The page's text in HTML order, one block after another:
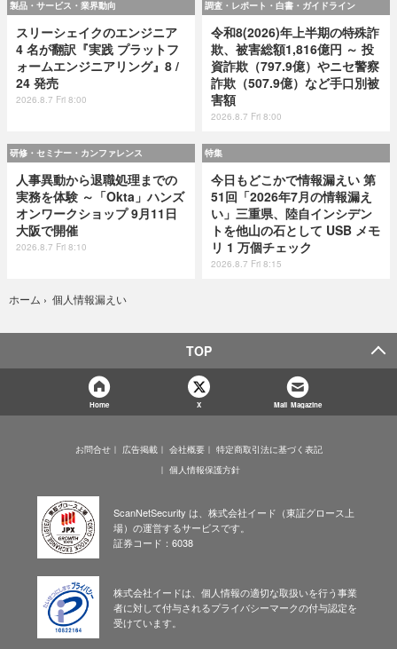
製品・サービス・業界動向
スリーシェイクのエンジニア
4 名が翻訳『実践 プラットフ
ォームエンジニアリング』8 /
24 発売
2026.8.7 Fri 8:00
調査・レポート・白書・ガイドライン
令和8(2026)年上半期の特殊詐
欺、被害総額1,816億円 ～ 投
資詐欺（797.9億）やニセ警察
詐欺（507.9億）など手口別被
害額
2026.8.7 Fri 8:00
研修・セミナー・カンファレンス
人事異動から退職処理までの
実務を体験 ～「Okta」ハンズ
オンワークショップ 9月11日
大阪で開催
2026.8.7 Fri 8:10
特集
今日もどこかで情報漏えい 第
51回「2026年7月の情報漏え
い」三重県、陸自インシデン
トを他山の石として USB メモ
リ 1 万個チェック
2026.8.7 Fri 8:15
ホーム › 個人情報漏えい
TOP
Home X Mail Magazine
お問合せ 広告掲載 会社概要
特定商取引法に基づく表記
個人情報保護方針
ScanNetSecurity は、株式会社イード（東証グロース上
場）の運営するサービスです。
証券コード：6038
株式会社イードは、個人情報の適切な取扱いを行う事業
者に対して付与されるプライバシーマークの付与認定を
受けています。